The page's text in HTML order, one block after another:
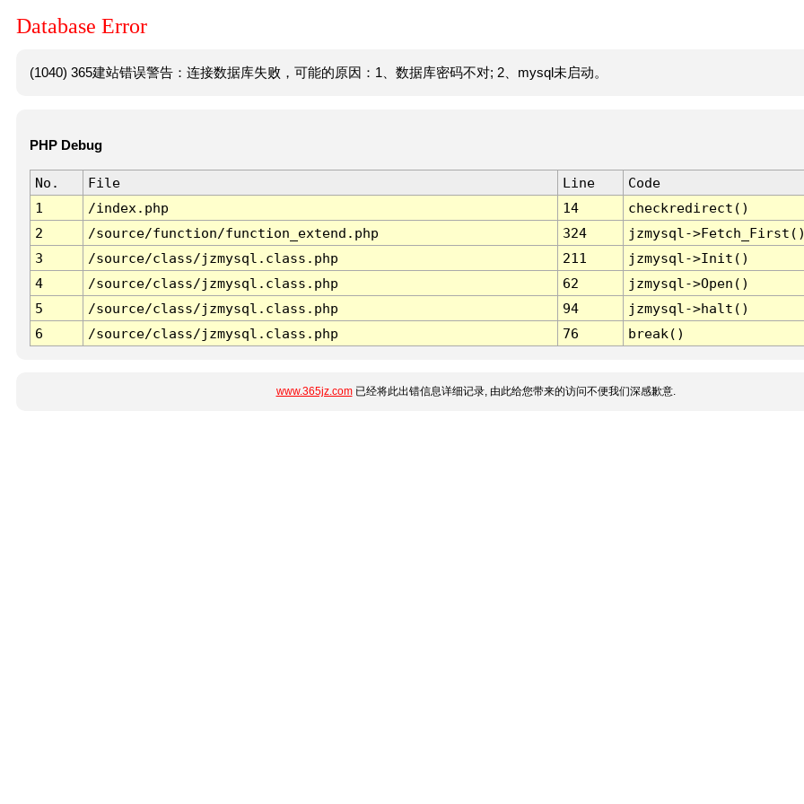
Database Error
(1040) 365建站错误警告：连接数据库失败，可能的原因：1、数据库密码不对; 2、mysql未启动。
PHP Debug
No. File Line
Code
1
/index.php 14
checkredirect()
2
/source/function/function_extend.php 324
jzmysql-
3
/source/class/jzmysql.class.php 211
jzmysql->Init()
4
/source/class/jzmysql.class.php 62
jzmysql->Open()
5
/source/class/jzmysql.class.php 94
jzmysql->halt()
6
/source/class/jzmysql.class.php 76 break()
www.365jz.com已经将此出错信息详细记录, 由此给您带来的访问不便我们深感歉意.